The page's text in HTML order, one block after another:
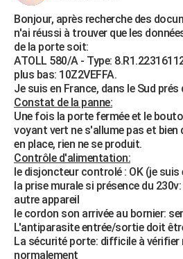
Bonjour, après recherche des
n'ai réussi à trouver que les
de la porte soit:
ATOLL 580/A - Type:
plus bas: 10Z2VEFFA.
Je suis en France, dans le Sud prés
Constat de la panne:
Une fois la porte fermée et le
voyant vert ne s'allume pas et bien
en place, rien ne se produit.
Contrôle d'alimentation:
le disjoncteur controlé : OK (je suis
la prise murale si présence du
autre appareil
le cordon son arrivée au bornier:
L'antiparasite entrée/sortie doit
La sécurité porte: difficile à
normalement